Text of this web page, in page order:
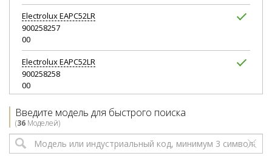
ElectroluxEAPC52LR
900258257
00
ElectroluxEAPC52LR
900258258
00
900258259
00
ElectroluxEAPC54IW
Введите модель для быстрого поиска
(36 Моделей)